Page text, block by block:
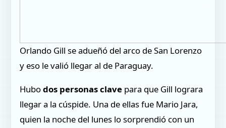
Orlando Gill se adueñó del arco de San Lorenzo
y eso le valió llegar al de Paraguay.
Hubodos personas clave para que Gill lograra
llegar a la cúspide. Una de ellas fue Mario Jara,
quien la noche del lunes lo sorprendió con un